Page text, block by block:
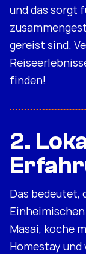
und das sorgt
gereist sind.
finden!
2.
Das bedeutet,
Masai, koche
Homestay